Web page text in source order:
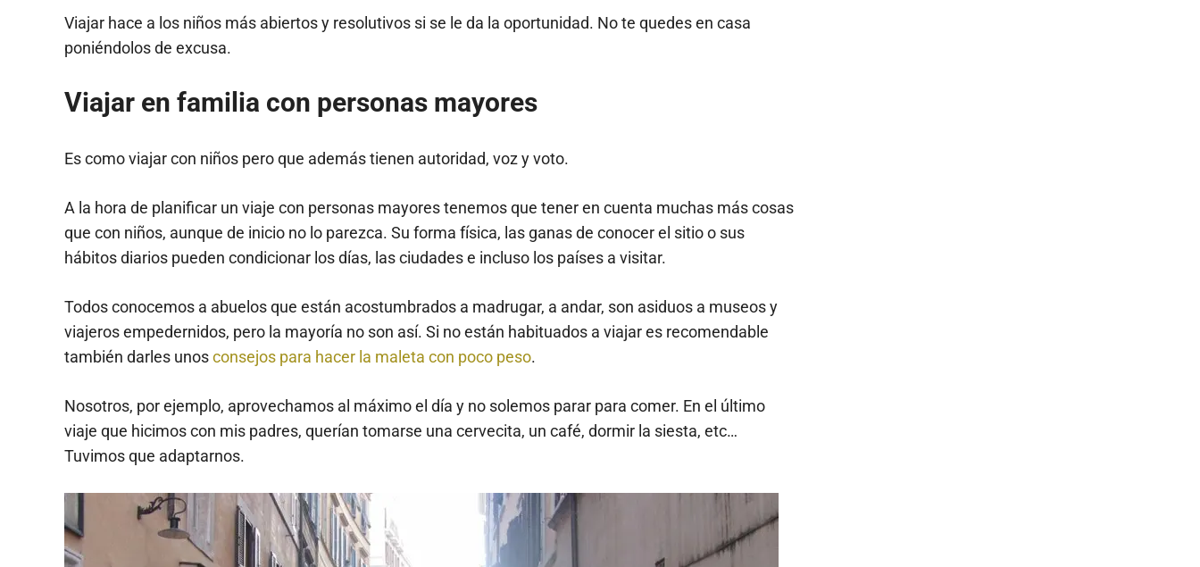
Viajar hace a los niños más abiertos y resolutivos si se le da la oportunidad. No te quedes en casa
poniéndolos de excusa.
Viajar en familia con personas mayores
Es como viajar con niños pero que además tienen autoridad, voz y voto.
A la hora de planificar un viaje con personas mayores tenemos que tener en cuenta muchas más cosas
que con niños, aunque de inicio no lo parezca. Su forma física, las ganas de conocer el sitio o sus
hábitos diarios pueden condicionar los días, las ciudades e incluso los países a visitar.
Todos conocemos a abuelos que están acostumbrados a madrugar, a andar, son asiduos a museos y
viajeros empedernidos, pero la mayoría no son así. Si no están habituados a viajar es recomendable
también darles unosconsejos para hacer la maleta con poco peso.
Nosotros, por ejemplo, aprovechamos al máximo el día y no solemos parar para comer. En el último
viaje que hicimos con mis padres, querían tomarse una cervecita, un café, dormir la siesta, etc…
Tuvimos que adaptarnos.